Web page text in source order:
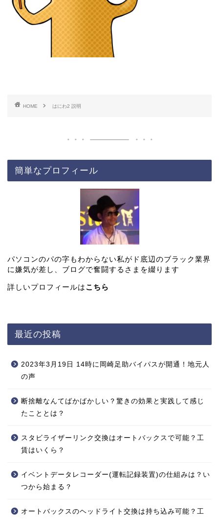
HOME はにわ2 説明
簡単なプロフィール
パソコンのパの字もわからない私がド底辺のブラック業界
に嫌気が差し、ブログで奮闘するさまを綴ります
詳しいプロフィールはこちら
最近の投稿
2023年3月19日 14時に岡崎足助バイパスが開通！地元人
の声
断捨離なんてばかばかしい？驚きの効果と実践して感じ
たこととは？
スタビライザーリンク交換はオートバックスで可能？工
賃はいくら？
イベントデータレコーダー(運転記録装置)の仕組みは？い
つから始まる？
オートバックスのヘッドライト交換は持ち込み可能？工